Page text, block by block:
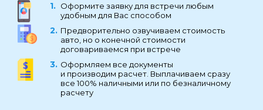
Оформите заявку для встречи любым
удобным для Вас способом
Предворительно озвучиваем стоимость
авто, но о конечной стоимости
договариваемся при встрече
Оформляем все документы
и производим расчет. Выплачиваем сразу
все 100% наличными или по безналичному
расчету